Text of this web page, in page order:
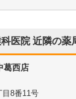
医院近隣の薬
葛西店
目8番11号